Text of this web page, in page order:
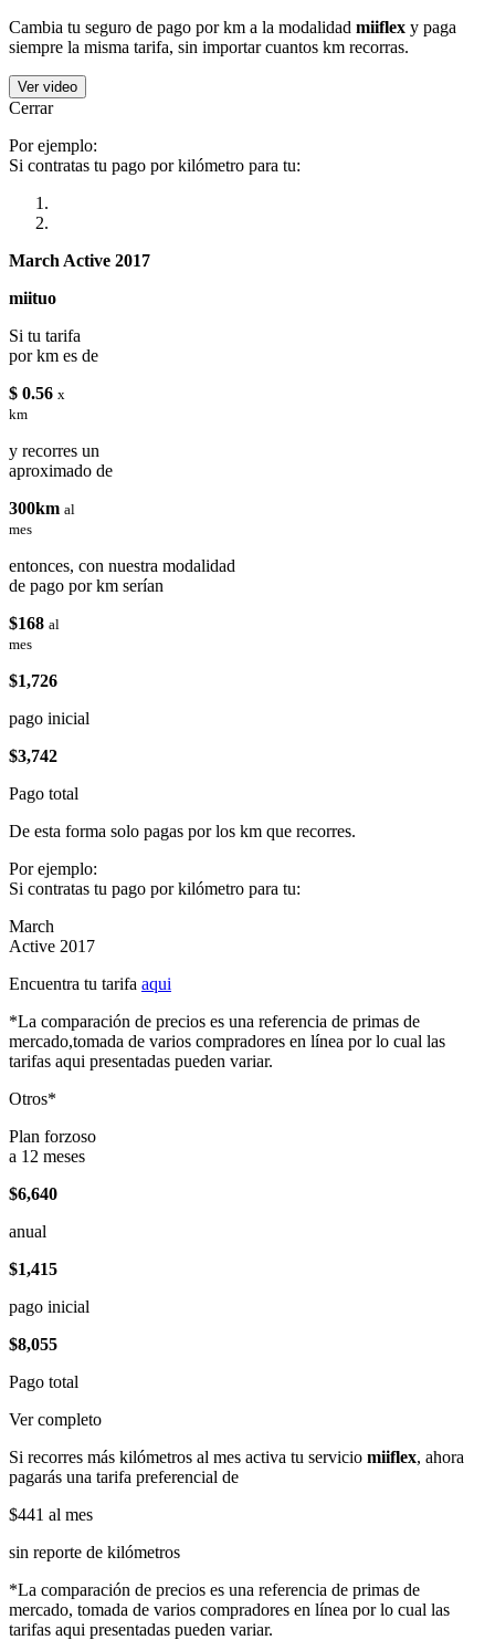
Cambia tu seguro de pago por km a la modalidad miiflex y paga
siempre la misma tarifa, sin importar cuantos km recorras.
Ver video
Cerrar
Por ejemplo:
Si contratas tu pago por kilómetro para tu:
March Active 2017
miituo
Si tu tarifa
por km es de
$ 0.56 x
km
y recorres un
aproximado de
300km al
mes
entonces, con nuestra modalidad
de pago por km serían
$168 al
mes
$1,726
pago inicial
$3,742
Pago total
De esta forma solo pagas por los km que recorres.
Por ejemplo:
Si contratas tu pago por kilómetro para tu:
March
Active 2017
Encuentra tu tarifa aqui
*La comparación de precios es una referencia de primas de
mercado,tomada de varios compradores en línea por lo cual las
tarifas aqui presentadas pueden variar.
Otros*
Plan forzoso
a 12 meses
$6,640
anual
$1,415
pago inicial
$8,055
Pago total
Ver completo
Si recorres más kilómetros al mes activa tu servicio miiflex, ahora
pagarás una tarifa preferencial de
$441 al mes
sin reporte de kilómetros
*La comparación de precios es una referencia de primas de
mercado, tomada de varios compradores en línea por lo cual las
tarifas aqui presentadas pueden variar.